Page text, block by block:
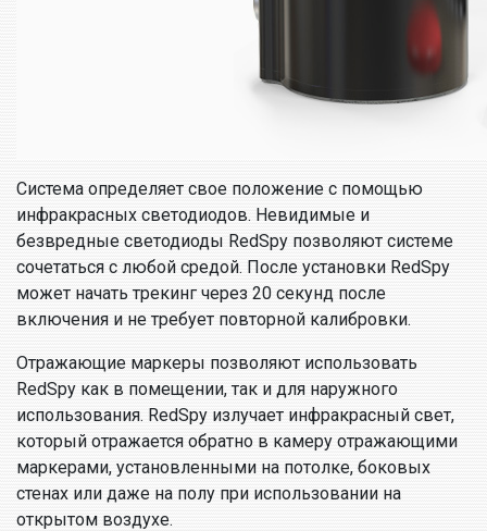
Система определяет свое положение с помощью
инфракрасных светодиодов. Невидимые и
безвредные светодиоды RedSpy позволяют системе
сочетаться с любой средой. После установки RedSpy
может начать трекинг через 20 секунд после
включения и не требует повторной калибровки.
Отражающие маркеры позволяют использовать
RedSpy как в помещении, так и для наружного
использования. RedSpy излучает инфракрасный свет,
который отражается обратно в камеру отражающими
маркерами, установленными на потолке, боковых
стенах или даже на полу при использовании на
открытом воздухе.